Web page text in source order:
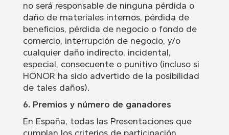
no será responsable de ninguna pérdida o
daño de materiales internos, pérdida de
beneficios, pérdida de negocio o fondo de
comercio, interrupción de negocio, y/o
cualquier daño indirecto, incidental,
especial, consecuente o punitivo (incluso si
HONOR ha sido advertido de la posibilidad
de tales daños).
6. Premios y número de ganadores
En España, todas las Presentaciones que